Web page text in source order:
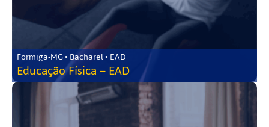
Formiga-MG • Bacharel • EAD
Educação Física – EAD